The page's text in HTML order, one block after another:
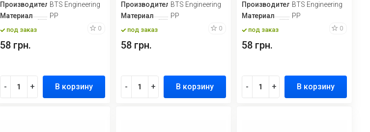
ПроизводительBTS Engineering
Материал
PP
под заказ 0
58 грн.
- + В корзину
ПроизводительBTS Engineering
Материал
PP
под заказ 0
58 грн.
- + В корзину
ПроизводительBTS Engineering
Материал
PP
под заказ 0
58 грн.
- + В корзину